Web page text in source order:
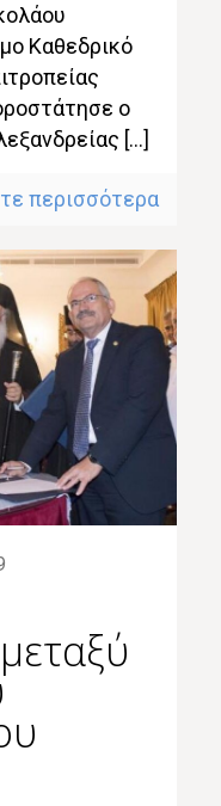
Καθεδρικό
ο
[…]
περισσότερα